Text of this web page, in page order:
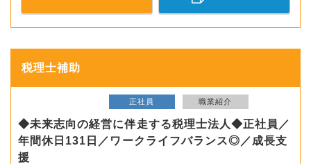
税理士補助
正社員 職業紹介
◆未来志向の経営に伴走する税理士法人◆正社員／
年間休日131日／ワークライフバランス◎／成長支
援